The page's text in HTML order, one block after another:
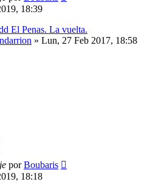
18:39
El Penas. La vuelta.
» Lun, 27 Feb 2017, 18:58
porBoubaris
18:18